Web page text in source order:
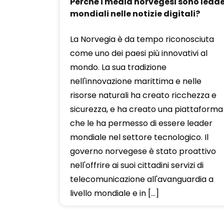
mondiali nelle notizie digitali?
La Norvegia è da tempo riconosciuta
come uno dei paesi più innovativi al
mondo. La sua tradizione
nell'innovazione marittima e nelle
risorse naturali ha creato ricchezza e
sicurezza, e ha creato una piattaforma
che le ha permesso di essere leader
mondiale nel settore tecnologico. Il
governo norvegese è stato proattivo
nell'offrire ai suoi cittadini servizi di
telecomunicazione all'avanguardia a
livello mondiale e in […]